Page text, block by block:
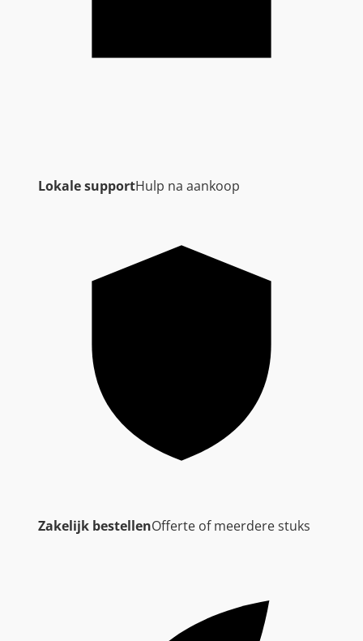
Lokale supportHulp na aankoop
Zakelijk bestellenOfferte of meerdere stuks